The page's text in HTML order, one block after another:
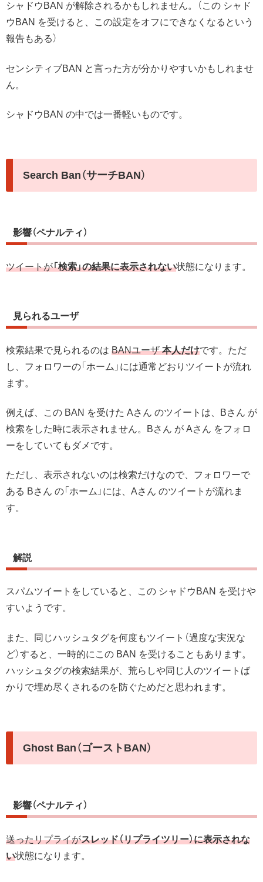
シャドウBAN が解除されるかもしれません。（この シャド
ウBAN を受けると、この設定をオフにできなくなるという
報告もある）
センシティブBAN と言った方が分かりやすいかもしれませ
ん。
シャドウBAN の中では一番軽いものです。
Search Ban（サーチBAN）
影響（ペナルティ）
ツイートが「検索」の結果に表示されない状態になります。
見られるユーザ
検索結果で見られるのは BANユーザ本人だけです。ただ
し、フォロワーの「ホーム」には通常どおりツイートが流れ
ます。
例えば、この BAN を受けた Aさん のツイートは、Bさん が
検索をした時に表示されません。Bさん が Aさん をフォロ
ーをしていてもダメです。
ただし、表示されないのは検索だけなので、フォロワーで
ある Bさん の「ホーム」には、Aさん のツイートが流れま
す。
解説
スパムツイートをしていると、この シャドウBAN を受けや
すいようです。
また、同じハッシュタグを何度もツイート（過度な実況な
ど）すると、一時的にこの BAN を受けることもあります。
ハッシュタグの検索結果が、荒らしや同じ人のツイートば
かりで埋め尽くされるのを防ぐためだと思われます。
Ghost Ban（ゴーストBAN）
影響（ペナルティ）
送ったリプライがスレッド（リプライツリー）に表示されな
い状態になります。